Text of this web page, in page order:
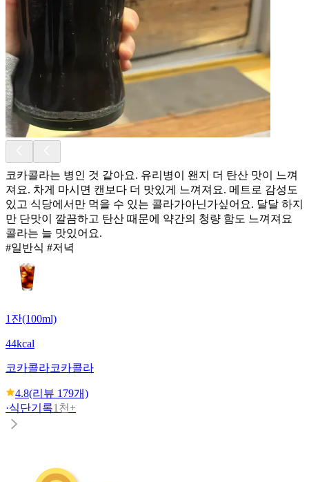
코카콜라는 병인 것 같아요. 유리병이 왠지 더 탄산 맛이 느껴
져요. 차게 마시면 캔보다 더 맛있게 느껴져요. 메트로 감성도
있고 식당에서만 먹을 수 있는 콜라가아닌가싶어요. 달달 하지
만 단맛이 깔끔하고 탄산 때문에 약간의 청량 함도 느껴져요
콜라는 늘 맛있어요.
#일반식 #저녁
1잔(100ml)
44kcal
코카콜라코카콜라
4.8(리뷰 179개)
·식단기록1천+